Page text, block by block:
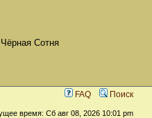
Сотня
FAQ Поиск
время: Сб авг 08, 2026 10:01 pm